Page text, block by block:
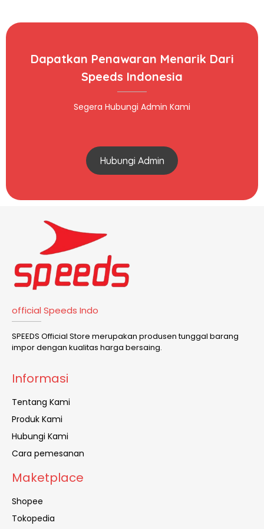
Dapatkan Penawaran Menarik Dari
Speeds Indonesia
Segera Hubungi Admin Kami
Hubungi Admin
official Speeds Indo
SPEEDS Official Store merupakan produsen tunggal barang
impor dengan kualitas harga bersaing.
Informasi
Tentang Kami
Produk Kami
Hubungi Kami
Cara pemesanan
Maketplace
Shopee
Tokopedia